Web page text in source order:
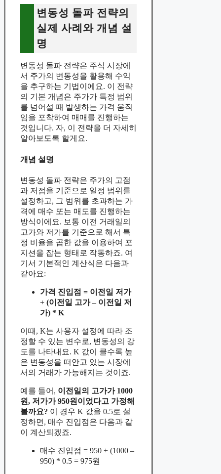
변동성 돌파 전략의
실제 사례와 개념 설
명
변동성 돌파 전략은 주식 시장에
서 주가의 변동성을 활용해 수익
을 추구하는 기법이에요. 이 전략
의 기본 개념은 주가가 특정 범위
를 넘어설 때 발생하는 가격 움직
임을 포착하여 매매를 진행하는
것입니다. 자, 이 전략을 더 자세히
알아보도록 할게요.
개념 설명
변동성 돌파 전략은 주가의 고점
과 저점을 기준으로 일정 범위를
설정하고, 그 범위를 초과하는 가
격에 매수 또는 매도를 진행하는
방식이에요. 보통 이전 거래일의
고가와 저가를 기준으로 해서 특
정 비율을 곱한 값을 이용하여 포
지션을 잡는 형태로 작동하죠. 여
기서 기본적인 계산식은 다음과
같아요:
가격 진입점 = 이전일 저가
+ (이전일 고가 – 이전일 저
가) * K
이때, K는 사용자 설정에 따라 조
정할 수 있는 변수로, 변동성의 강
도를 나타내요. K 값이 클수록 높
은 변동성을 떠안고 있는 시장에
서의 거래가 가능해지는 것이죠.
예를 들어, 이전일의 고가가 1000
원, 저가가 950원이었다고 가정해
볼까요? 이 경우 K 값을 0.5로 설
정하면, 매수 진입점은 다음과 같
이 계산되겠죠.
매수 진입점 = 950 + (1000 –
950) * 0.5 = 975원